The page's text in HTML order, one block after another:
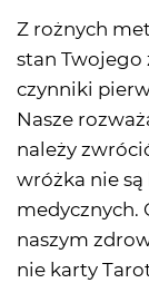
Z rożnych
stan Twojego
czynniki
Nasze
należy
wróżka nie
medycznych.
naszym
nie karty